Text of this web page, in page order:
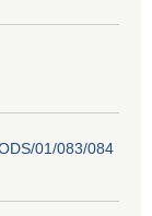
01/083/084